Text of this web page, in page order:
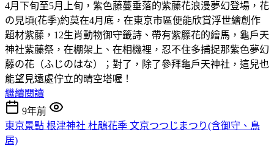
4月下旬至5月上旬，紫色藤蔓垂落的紫藤花浪漫夢幻登場，花
の見頃(花季)約莫在4月底，在東京市區便能欣賞浮世繪創作
題材紫藤，12生肖動物御守籤詩、帶有紫籐花的繪馬，龜戶天
神社紫藤祭，在棚架上、在相機裡，忍不住多捕捉那紫色夢幻
藤の花（ふじのはな）；對了，除了參拜龜戶天神社，這兒也
能望見遠處佇立的晴空塔喔！
繼續閱讀
9年前
東京景點 根津神社 杜鵑花季 文京つつじまつり(含御守、鳥
居)